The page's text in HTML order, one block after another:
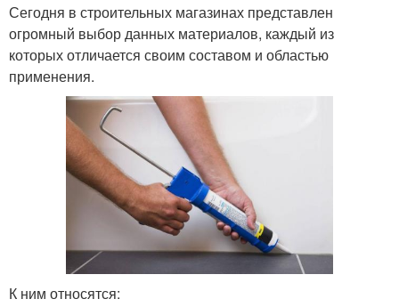
Сегодня в строительных магазинах представлен
огромный выбор данных материалов, каждый из
которых отличается своим составом и областью
применения.
К ним относятся: